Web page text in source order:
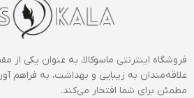
فروشگاه اینترنتی ماسوکالا، به عنوان یکی از
علاقه‌مندان به زیبایی و بهداشت، به فراهم
مطمئن برای شما افتخار می‌کند.